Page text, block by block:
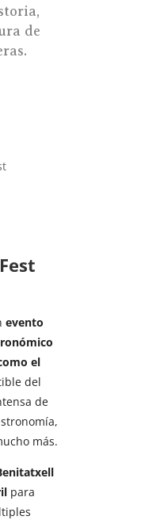
de
evento
el
del
de
más.
para